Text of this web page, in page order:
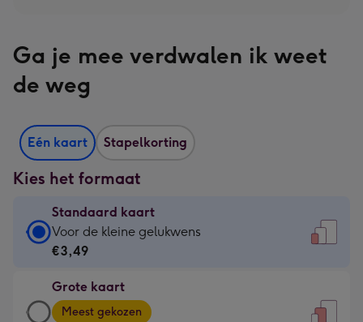
Ga je mee verdwalen ik weet
de weg
Eén kaart Stapelkorting
Kies het formaat
Standaard kaart
Standaard
kaart
€3,49
-
Voor de kleine gelukwens
€3,49
Grote kaart
Grote
Meest gekozen